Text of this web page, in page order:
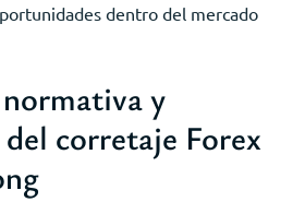
dentro del mercado
y
corretaje Forex